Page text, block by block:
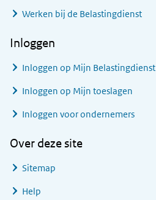
Werken bij de Belastingdienst
Inloggen
Inloggen op Mijn Belastingdienst
Inloggen op Mijn toeslagen
Inloggen voor ondernemers
Over deze site
Sitemap
Help